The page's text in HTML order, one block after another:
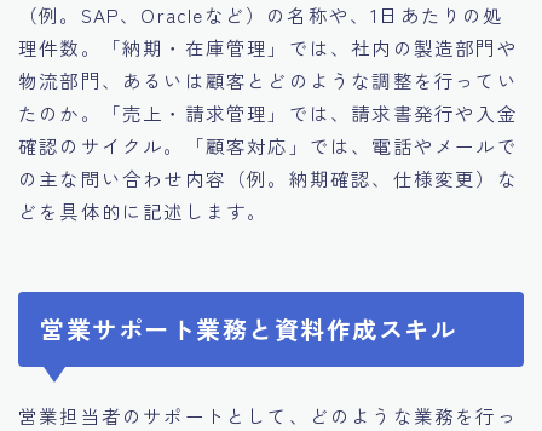
（例。SAP、Oracleなど）の名称や、1日あたりの処
理件数。「納期・在庫管理」では、社内の製造部門や
物流部門、あるいは顧客とどのような調整を行ってい
たのか。「売上・請求管理」では、請求書発行や入金
確認のサイクル。「顧客対応」では、電話やメールで
の主な問い合わせ内容（例。納期確認、仕様変更）な
どを具体的に記述します。
営業サポート業務と資料作成スキル
営業担当者のサポートとして、どのような業務を行っ